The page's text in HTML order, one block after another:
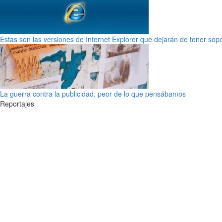
Estas son las versiones de Internet Explorer que dejarán de tener
La guerra contra la publicidad, peor de lo que pensábamos
Reportajes